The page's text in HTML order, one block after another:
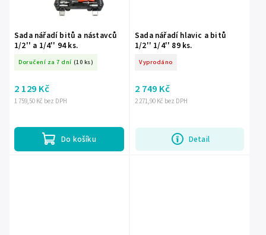
Sada nářadí bitů a nástavců
1/2'' a 1/4'' 94 ks.
Doručení za 7 dní (10 ks)
1 759,50 Kč bez DPH
2 129 Kč
Do košíku
Sada nářadí hlavic a bitů
1/2'' 1/4'' 89 ks.
Vyprodáno
2 271,90 Kč bez DPH
2 749 Kč
Detail